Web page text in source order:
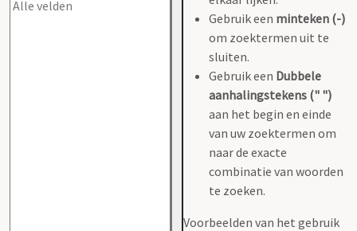
Gebruik een minteken (-)
om zoektermen uit te
sluiten.
Gebruik een Dubbele
aanhalingstekens (" ")
aan het begin en einde
van uw zoektermen om
naar de exacte
combinatie van woorden
te zoeken.
Voorbeelden van het gebruik